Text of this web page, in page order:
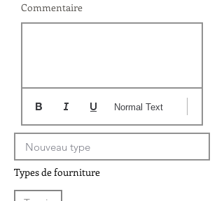
Commentaire
Normal Text
Types de fourniture